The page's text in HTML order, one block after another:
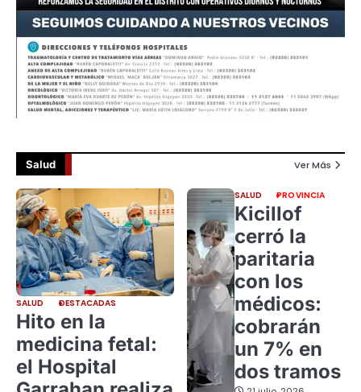
Salud Ver Más
SALUD DESTACADAS
Hito en la
medicina fetal:
el Hospital
SALUD PROVINCIA
Kicillof
cerró la
paritaria
con los
médicos:
cobrarán
un 7% en
dos tramos